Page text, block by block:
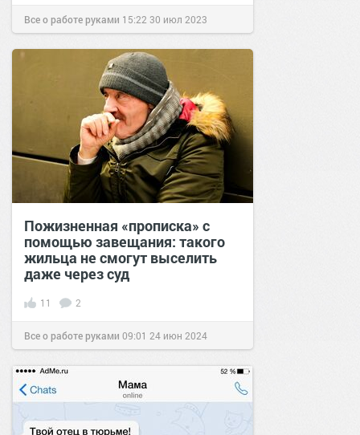
Все о работе руками 15:22 30 июл 2023
Пожизненная «прописка» с
помощью завещания: такого
жильца не смогут выселить
даже через суд
11 2
Все о работе руками 09:01 24 июн 2024